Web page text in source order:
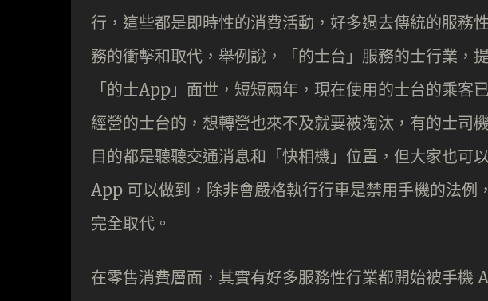
行，這些都是即時性的消費活動，好多過去傳統的服務
務的衝擊和取代，舉例說，「的士台」服務的士行業，
「的士App」面世，短短兩年，現在使用的士台的乘客
經營的士台的，想轉營也來不及就要被淘汰，有的士司
目的都是聽聽交通消息和「快相機」位置，但大家也可
App 可以做到，除非會嚴格執行行車是禁用手機的法例
完全取代。
在零售消費層面，其實有好多服務性行業都開始被手機